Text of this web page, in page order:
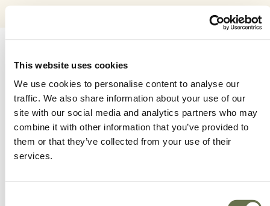
This website uses cookies
We use cookies to personalise content to analyse our
traffic. We also share information about your use of our
site with our social media and analytics partners who may
combine it with other information that you’ve provided to
them or that they’ve collected from your use of their
services.
Una compañía global
en la que puedes